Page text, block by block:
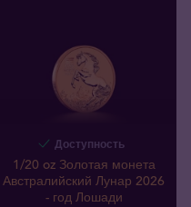
Доступность
1/20 oz Золотая монета
Австралийский Лунар 2026
- год Лошади